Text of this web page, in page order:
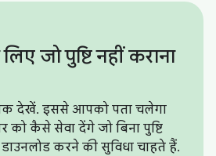
जो पुष्टि नहीं कराना
देखें. इससे आपको पता चलेगा
को कैसे सेवा देंगे जो बिना पुष्टि
करने की सुविधा चाहते हैं.